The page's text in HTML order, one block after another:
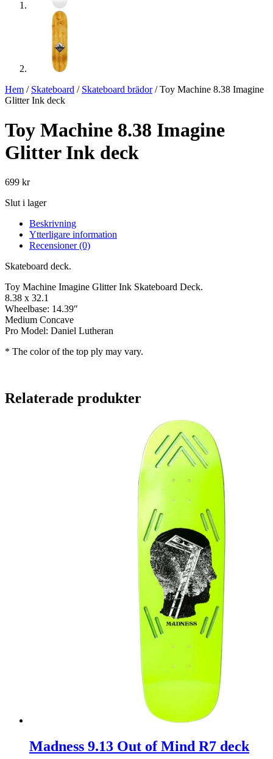
Hem / Skateboard / Skateboard brädor/ Toy Machine 8.38 Imagine
Glitter Ink deck
Toy Machine 8.38 Imagine
Glitter Ink deck
699 kr
Slut i lager
Beskrivning
Ytterligare information
Recensioner (0)
Skateboard deck.
Toy Machine Imagine Glitter Ink Skateboard Deck.
8.38 x 32.1
Wheelbase: 14.39″
Medium Concave
Pro Model: Daniel Lutheran
* The color of the top ply may vary.
Relaterade produkter
Madness 9.13 Out of Mind R7 deck